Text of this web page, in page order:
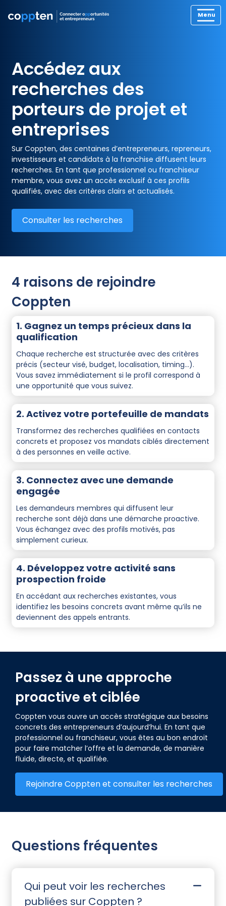
Accédez aux
recherches des
porteurs de projet et
entreprises
Sur Coppten, des centaines d’entrepreneurs, repreneurs,
investisseurs et candidats à la franchise diffusent leurs
recherches. En tant que professionnel ou franchiseur
membre, vous avez un accès exclusif à ces profils
qualifiés, avec des critères clairs et actualisés.
Consulter les recherches
4 raisons de rejoindre
Coppten
1. Gagnez un temps précieux dans la
qualification
Chaque recherche est structurée avec des critères
précis (secteur visé, budget, localisation, timing…).
Vous savez immédiatement si le profil correspond à
une opportunité que vous suivez.
2. Activez votre portefeuille de mandats
Transformez des recherches qualifiées en contacts
concrets et proposez vos mandats ciblés directement
à des personnes en veille active.
3. Connectez avec une demande
engagée
Les demandeurs membres qui diffusent leur
recherche sont déjà dans une démarche proactive.
Vous échangez avec des profils motivés, pas
simplement curieux.
4. Développez votre activité sans
prospection froide
En accédant aux recherches existantes, vous
identifiez les besoins concrets avant même qu’ils ne
deviennent des appels entrants.
Passez à une approche
proactive et ciblée
Coppten vous ouvre un accès stratégique aux besoins
concrets des entrepreneurs d’aujourd’hui. En tant que
professionnel ou franchiseur, vous êtes au bon endroit
pour faire matcher l’offre et la demande, de manière
fluide, directe, et qualifiée.
Rejoindre Coppten et consulter les recherches
Questions fréquentes
Qui peut voir les recherches
publiées sur Coppten ?